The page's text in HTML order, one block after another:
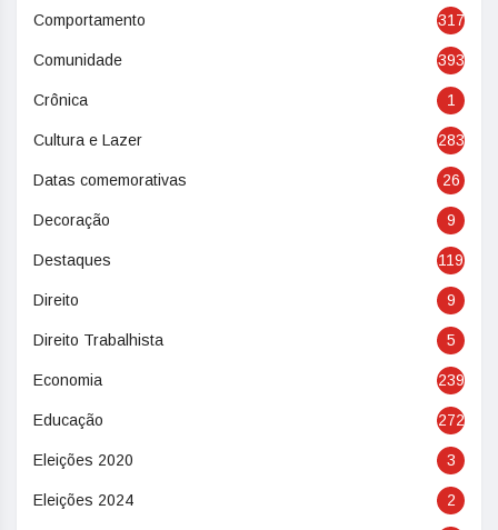
Comportamento 317
Comunidade 393
Crônica 1
Cultura e Lazer 283
Datas comemorativas 26
Decoração 9
Destaques 119
Direito 9
Direito Trabalhista 5
Economia 239
Educação 272
Eleições 2020 3
Eleições 2024 2